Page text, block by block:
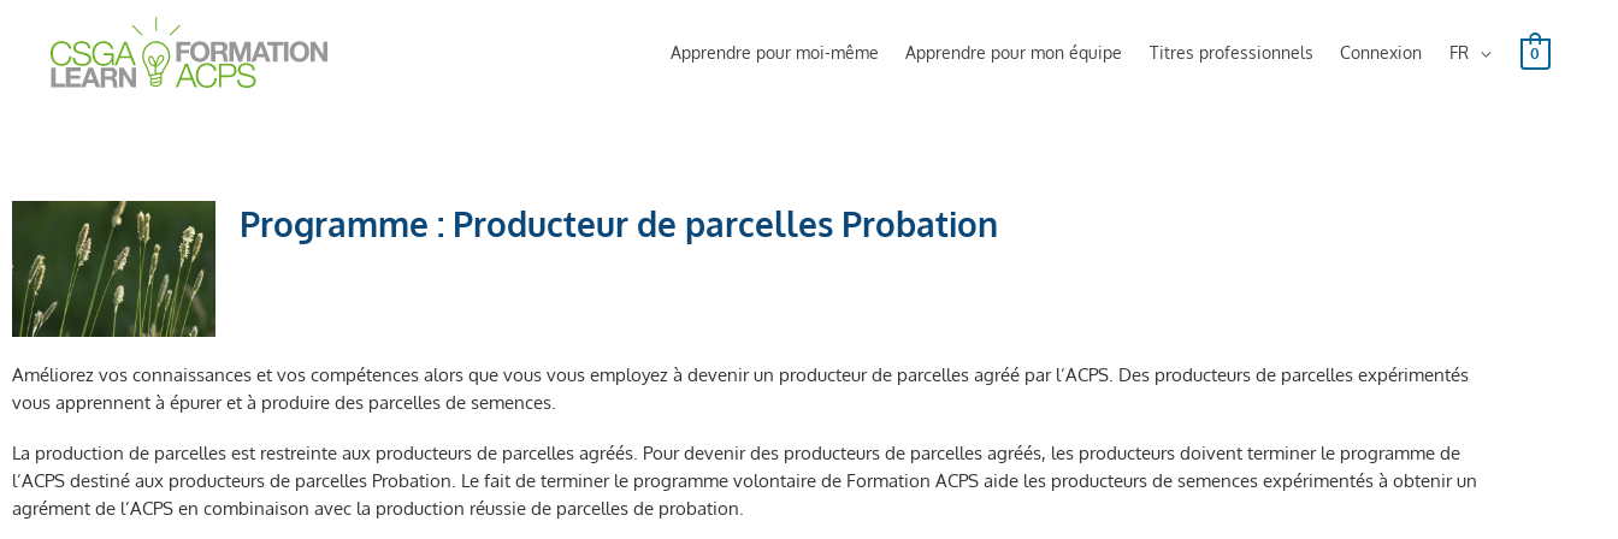
contenu
Apprendre pour moi-même Apprendre pour mon équipe Titres professionnels Connexion FR 0
Programme : Producteur de parcelles Probation
Améliorez vos connaissances et vos compétences alors que vous vous employez à devenir un producteur de parcelles agréé par l’ACPS. Des producteurs de parcelles expérimentés
vous apprennent à épurer et à produire des parcelles de semences.
La production de parcelles est restreinte aux producteurs de parcelles agréés. Pour devenir des producteurs de parcelles agréés, les producteurs doivent terminer le programme de
l’ACPS destiné aux producteurs de parcelles Probation. Le fait de terminer le programme volontaire de Formation ACPS aide les producteurs de semences expérimentés à obtenir un
agrément de l’ACPS en combinaison avec la production réussie de parcelles de probation.